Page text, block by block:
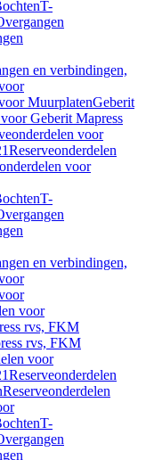
T-
en verbindingen,
MuurplatenGeberit
Geberit Mapress
voor
Reserveonderdelen
voor
T-
en verbindingen,
voor
rvs, FKM
rvs, FKM
voor
Reserveonderdelen
Reserveonderdelen
T-